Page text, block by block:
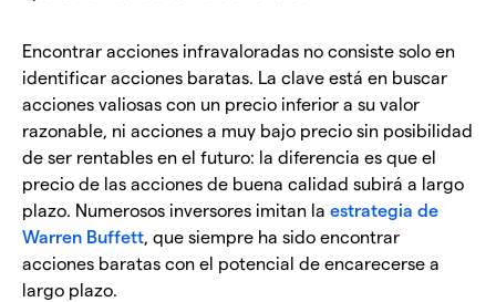
Encontrar acciones infravaloradas no consiste solo en
identificar acciones baratas. La clave está en buscar
acciones valiosas con un precio inferior a su valor
razonable, ni acciones a muy bajo precio sin posibilidad
de ser rentables en el futuro: la diferencia es que el
precio de las acciones de buena calidad subirá a largo
plazo. Numerosos inversores imitan la estrategia de
Warren Buffett, que siempre ha sido encontrar
acciones baratas con el potencial de encarecerse a
largo plazo.